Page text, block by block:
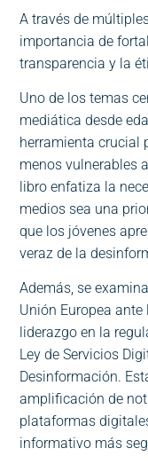
A través de
importancia de
transparencia y la
Uno de los temas
mediática desde
herramienta crucial
menos vulnerables
libro enfatiza la
medios sea una
que los jóvenes
veraz de la
Además, se
Unión Europea
liderazgo en la
Ley de Servicios
Desinformación.
amplificación de
plataformas
informativo más